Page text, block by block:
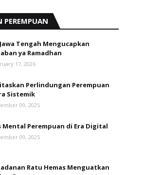
PEREMPUAN
Jawa Tengah Mengucapkan
ya Ramadhan
17, 2026
Perlindungan Perempuan
Sistemik
09, 2025
Mental Perempuan di Era Digital
09, 2025
Ratu Hemas Menguatkan